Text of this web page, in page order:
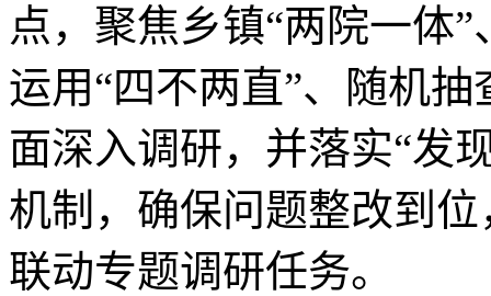
点，聚焦乡镇“两院一体
运用“四不两直”、随机
面深入调研，并落实“
机制，确保问题整改到
联动专题调研任务。